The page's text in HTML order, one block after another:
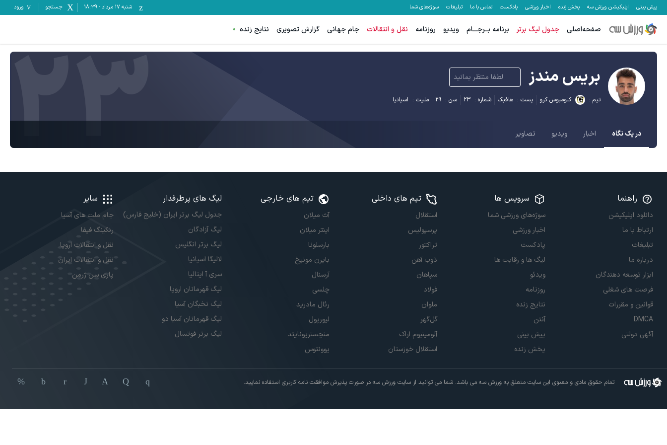
پیش بینی اپلیکیشن ورزش سه پخش زنده اخبار ورزشی پادکست تماس با ما تبلیغات سوژه‌های شما شنبه ۱۷ مرداد -
18:39 جستجو ورود
صفحه‌اصلی جدول لیگ برتر برنامه بــرجـــام ویدیو روزنامه نقل و انتقالات جام جهانی گزارش تصویری نتایج زنده
بریس مندز لطفا منتظر بمانید
تیم : کلومبوس کرو پست : هافبک شماره : 23 سن : 29 ملیت : اسپانیا 23 در یک نگاه اخبار ویدیو تصاویر
راهنما
دانلود اپلیکیشن
ارتباط با ما
تبلیغات
درباره ما
ابزار توسعه دهندگان
فرصت های شغلی
قوانین و مقررات
DMCA
آگهی دولتی
سرویس ها
سوژه‌های ورزشی شما
اخبار ورزشی
پادکست
لیگ ها و رقابت ها
ویدئو
روزنامه
نتایج زنده
آنتن
پیش بینی
پخش زنده
تیم های داخلی
استقلال
پرسپولیس
تراکتور
ذوب آهن
سپاهان
فولاد
ملوان
گل‌گهر
آلومینیوم اراک
استقلال خوزستان
تیم های خارجی
آث میلان
اینتر میلان
بارسلونا
بایرن مونیخ
آرسنال
چلسی
رئال مادرید
لیورپول
منچستریونایتد
یوونتوس
لیگ های پرطرفدار
جدول لیگ برتر ایران (خلیج فارس)
لیگ آزادگان
لیگ برتر انگلیس
لالیگا اسپانیا
سری آ ایتالیا
لیگ قهرمانان اروپا
لیگ نخبگان آسیا
لیگ قهرمانان آسیا دو
لیگ برتر فوتسال
سایر
جام ملت های آسیا
رنکینگ فیفا
نقل و انتقالات اروپا
نقل و انتقالات ایران
پاری سن ژرمن
تمام حقوق مادی و معنوی این سایت متعلق به ورزش سه می باشد. شما می توانید از سایت ورزش سه در صورت پذیرش موافقت نامه کاربری استفاده نمایید.